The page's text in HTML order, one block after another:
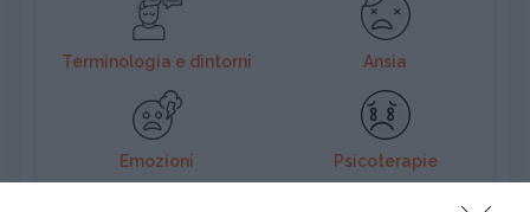
Terminologia e dintorni Ansia
Emozioni Psicoterapie